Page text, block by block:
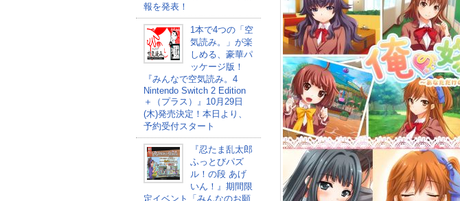
報を発表！
1本で4つの「空
気読み。」が楽
しめる、豪華パ
ッケージ版！
『みんなで空気読み。4
Nintendo Switch 2 Edition
＋（プラス）』10月29日
(木)発売決定！本日より、
予約受付スタート
『忍たま乱太郎
ふっとびパズ
ル！の段 あげ
いん！』期間限
定イベント「みんなのお願